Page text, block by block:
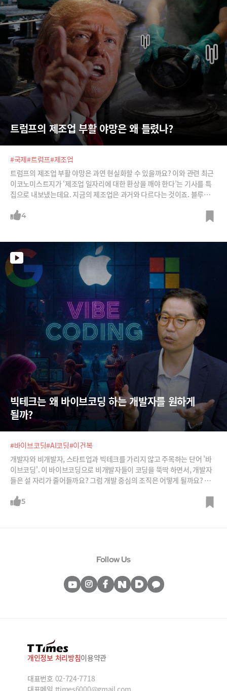
트럼프의 제조업 부활 야망은 왜 틀렸나?
#국제#트럼프#제조업
트럼프의 제조업 부활 야망은 과연 현실화할 수 있을까요? 이와 관련 최근
이코노미스트지가 ‘제조업 일자리에 대한 환상을 깨야 한다’는 기사를 특
집으로 내보냈는데요. 지금의 제조업은 과거와 다르다는 것이죠. 블루칼라
졸업하고 억대 연봉을 받을 수 있는 몇 안되는 일자리중 가장 각광받는 직
4
빅테크는 왜 바이브코딩 하는 개발자를 원하게
될까?
#바이브코딩#AI코딩#이건복
개발자와 비개발자, 스타트업과 빅테크를 가리지 않고 주목하는 단어 '바
이브코딩'. 이 바이브코딩으로 비개발자들이 코딩을 뚝딱 하면서, 개발자
들은 설 자리가 줄어들까요? 그럼 개발 중심의 조직은 어떻게 될까요? 바
소프트 아시아 지역 앱 혁신 리드에게 들어봅니다.
5
Follow Us
개인정보 처리방침이용약관
대표번호 02-724-7718